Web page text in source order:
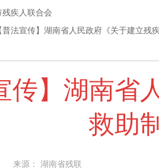
残疾人联合会
普法宣传】湖南省人民政府《关于建立残
传】湖南
救助
源： 湖南省残联